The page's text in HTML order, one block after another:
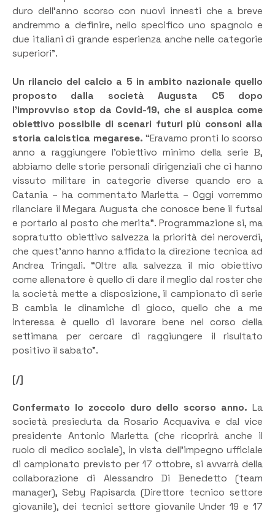
duro dell’anno scorso con nuovi innesti che a breve
andremmo a definire, nello specifico uno spagnolo e
due italiani di grande esperienza anche nelle categorie
superiori”.
Un rilancio del calcio a 5 in ambito nazionale quello
proposto dalla società Augusta C5 dopo
l’improvviso stop da Covid-19, che si auspica come
obiettivo possibile di scenari futuri più consoni alla
storia calcistica megarese. “Eravamo pronti lo scorso
anno a raggiungere l’obiettivo minimo della serie B,
abbiamo delle storie personali dirigenziali che ci hanno
vissuto militare in categorie diverse quando ero a
Catania – ha commentato Marletta – Oggi vorremmo
rilanciare il Megara Augusta che conosce bene il futsal
e portarlo al posto che merita”. Programmazione si, ma
sopratutto obiettivo salvezza la priorità dei neroverdi,
che quest’anno hanno affidato la direzione tecnica ad
Andrea Tringali. “Oltre alla salvezza il mio obiettivo
come allenatore è quello di dare il meglio dal roster che
la società mette a disposizione, il campionato di serie
B cambia le dinamiche di gioco, quello che a me
interessa è quello di lavorare bene nel corso della
settimana per cercare di raggiungere il risultato
positivo il sabato”.
[/]
Confermato lo zoccolo duro dello scorso anno. La
società presieduta da Rosario Acquaviva e dal vice
presidente Antonio Marletta (che ricoprirà anche il
ruolo di medico sociale), in vista dell’impegno ufficiale
di campionato previsto per 17 ottobre, si avvarrà della
collaborazione di Alessandro Di Benedetto (team
manager), Seby Rapisarda (Direttore tecnico settore
giovanile), dei tecnici settore giovanile Under 19 e 17